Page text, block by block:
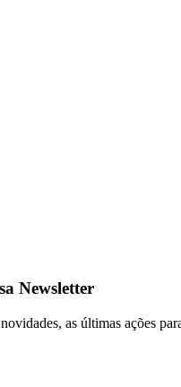
Newsletter
as últimas ações